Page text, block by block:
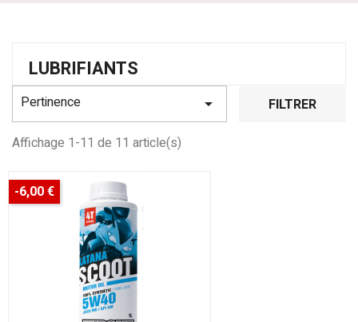
LUBRIFIANTS
Pertinence  FILTRER
Affichage 1-11 de 11 article(s)
-6,00 €